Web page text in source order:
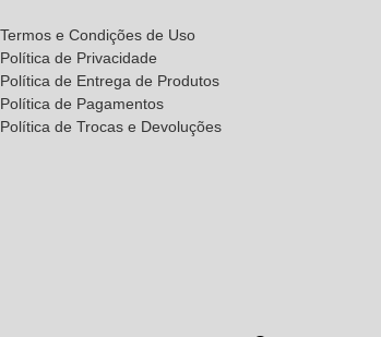
Termos e Condições de Uso
Política de Privacidade
Política de Entrega de Produtos
Política de Pagamentos
Política de Trocas e Devoluções